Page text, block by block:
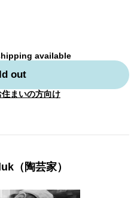
available
out
住まいの方向け
（陶芸家）